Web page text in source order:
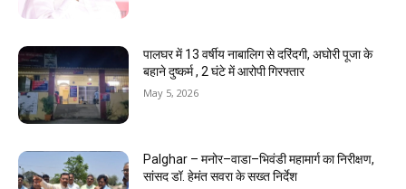
पालघर में 13 वर्षीय नाबालिग से दरिंदगी, अघोरी पूजा के
बहाने दुष्कर्म , 2 घंटे में आरोपी गिरफ्तार
May 5, 2026
Palghar – मनोर–वाडा–भिवंडी महामार्ग का निरीक्षण,
सांसद डॉ. हेमंत सवरा के सख्त निर्देश